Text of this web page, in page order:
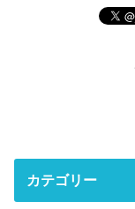
カテゴリー